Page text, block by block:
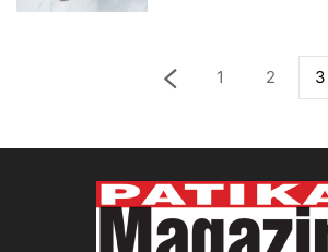
1 2 3